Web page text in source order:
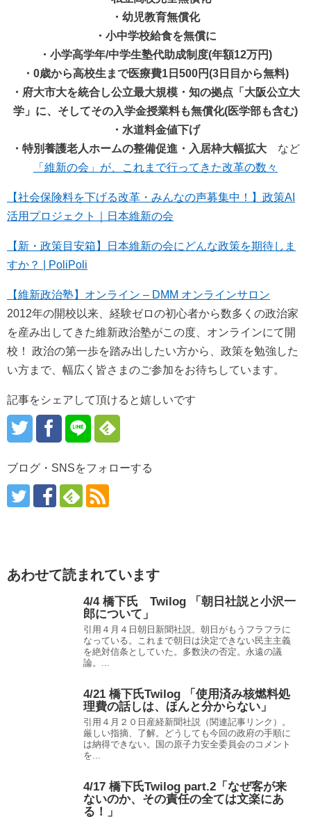
・幼児教育無償化
・小中学校給食を無償に
・小学高学年/中学生塾代助成制度(年額12万円)
・0歳から高校生まで医療費1日500円(3日目から無料)
・府大市大を統合し公立最大規模・知の拠点「大阪公立大
学」に、そしてその入学金授業料も無償化(医学部も含む)
・水道料金値下げ
・特別養護老人ホームの整備促進・入居枠大幅拡大 など
「維新の会」が、これまで行ってきた改革の数々
【社会保険料を下げる改革・みんなの声募集中！】政策AI
活用プロジェクト｜日本維新の会
【新・政策目安箱】日本維新の会にどんな政策を期待しま
すか？ | PoliPoli
【維新政治塾】オンライン – DMM オンラインサロン
2012年の開校以来、経験ゼロの初心者から数多くの政治家
を産み出してきた維新政治塾がこの度、オンラインにて開
校！ 政治の第一歩を踏み出したい方から、政策を勉強した
い方まで、幅広く皆さまのご参加をお待ちしています。
記事をシェアして頂けると嬉しいです
ブログ・SNSをフォローする
あわせて読まれています
4/4 橋下氏 Twilog 「朝日社説と小沢一
郎について」
引用４月４日朝日新聞社説。朝日がもうフラフラに
なっている。これまで朝日は決定できない民主主義
を絶対信条としていた。多数決の否定。永遠の議
論。...
4/21 橋下氏Twilog 「使用済み核燃料処
理費の話しは、ほんと分からない」
引用４月２０日産経新聞社説（関連記事リンク）。
厳しい指摘、了解。どうしても今回の政府の手順に
は納得できない。国の原子力安全委員会のコメント
を...
4/17 橋下氏Twilog part.2「なぜ客が来
ないのか、その責任の全ては文楽にあ
る！」